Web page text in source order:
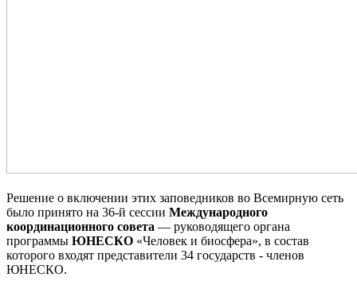
Решение о включении этих заповедников во Всемирную сеть
было принято на 36-й сессии Международного
координационного совета — руководящего органа
программы ЮНЕСКО «Человек и биосфера», в состав
которого входят представители 34 государств - членов
ЮНЕСКО.